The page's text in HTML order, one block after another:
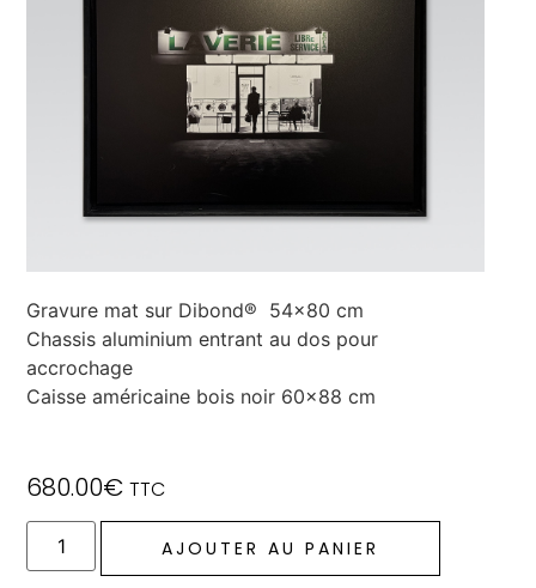
Gravure mat sur Dibond® 54×80 cm
Chassis aluminium entrant au dos pour
accrochage
Caisse américaine bois noir 60×88 cm
680.00€ TTC
AJOUTER AU PANIER